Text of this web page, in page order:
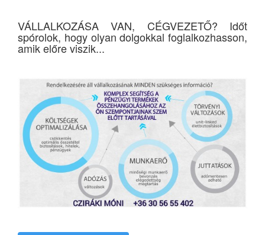
VÁLLALKOZÁSA VAN, CÉGVEZETŐ? Időt
spórolok, hogy olyan dolgokkal foglalkozhasson,
amik előre viszik...